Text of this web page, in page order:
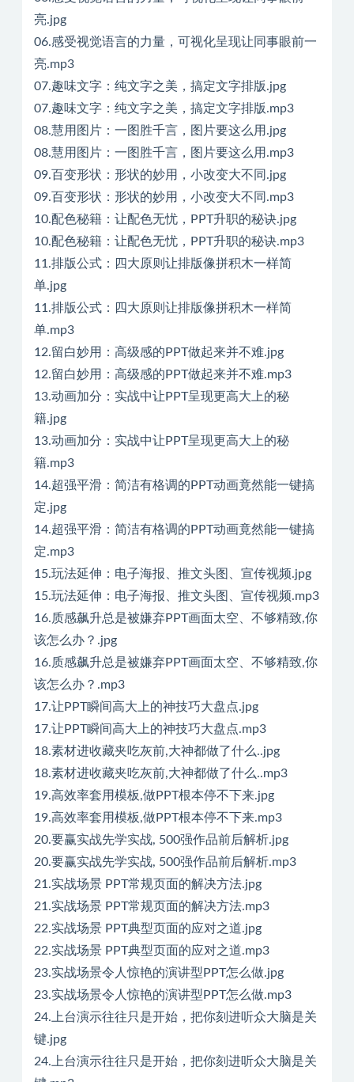
亮.jpg
06.感受视觉语言的力量，可视化呈现让同事眼前一
亮.mp3
07.趣味文字：纯文字之美，搞定文字排版.jpg
07.趣味文字：纯文字之美，搞定文字排版.mp3
08.慧用图片：一图胜千言，图片要这么用.jpg
08.慧用图片：一图胜千言，图片要这么用.mp3
09.百变形状：形状的妙用，小改变大不同.jpg
09.百变形状：形状的妙用，小改变大不同.mp3
10.配色秘籍：让配色无忧，PPT升职的秘诀.jpg
10.配色秘籍：让配色无忧，PPT升职的秘诀.mp3
11.排版公式：四大原则让排版像拼积木一样简
单.jpg
11.排版公式：四大原则让排版像拼积木一样简
单.mp3
12.留白妙用：高级感的PPT做起来并不难.jpg
12.留白妙用：高级感的PPT做起来并不难.mp3
13.动画加分：实战中让PPT呈现更高大上的秘
籍.jpg
13.动画加分：实战中让PPT呈现更高大上的秘
籍.mp3
14.超强平滑：简洁有格调的PPT动画竟然能一键搞
定.jpg
14.超强平滑：简洁有格调的PPT动画竟然能一键搞
定.mp3
15.玩法延伸：电子海报、推文头图、宣传视频.jpg
15.玩法延伸：电子海报、推文头图、宣传视频.mp3
16.质感飙升总是被嫌弃PPT画面太空、不够精致,你
该怎么办？.jpg
16.质感飙升总是被嫌弃PPT画面太空、不够精致,你
该怎么办？.mp3
17.让PPT瞬间高大上的神技巧大盘点.jpg
17.让PPT瞬间高大上的神技巧大盘点.mp3
18.素材进收藏夹吃灰前,大神都做了什么..jpg
18.素材进收藏夹吃灰前,大神都做了什么..mp3
19.高效率套用模板,做PPT根本停不下来.jpg
19.高效率套用模板,做PPT根本停不下来.mp3
20.要赢实战先学实战, 500强作品前后解析.jpg
20.要赢实战先学实战, 500强作品前后解析.mp3
21.实战场景 PPT常规页面的解决方法.jpg
21.实战场景 PPT常规页面的解决方法.mp3
22.实战场景 PPT典型页面的应对之道.jpg
22.实战场景 PPT典型页面的应对之道.mp3
23.实战场景令人惊艳的演讲型PPT怎么做.jpg
23.实战场景令人惊艳的演讲型PPT怎么做.mp3
24.上台演示往往只是开始，把你刻进听众大脑是关
键.jpg
24.上台演示往往只是开始，把你刻进听众大脑是关